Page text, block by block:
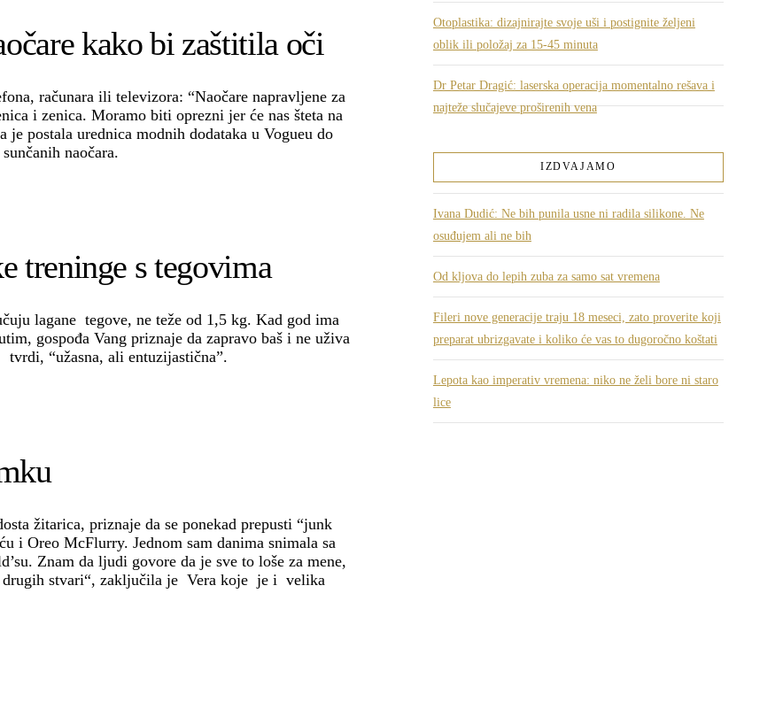
kako bi zaštitila oči
računara ili televizora: “Naočare napravljene za
i zenica. Moramo biti oprezni jer će nas šteta na
postala urednica modnih dodataka u Vogueu do
naočara.
treninge s tegovima
lagane tegove, ne teže od 1,5 kg. Kad god ima
gospođa Vang priznaje da zapravo baš i ne uživa
“užasna, ali entuzijastična”.
žitarica, priznaje da se ponekad prepusti “junk
i Oreo McFlurry. Jednom sam danima snimala sa
Znam da ljudi govore da je sve to loše za mene,
stvari“, zaključila je Vera koje je i velika
Otoplastika: dizajnirajte svoje uši i postignite željeni
oblik ili položaj za 15-45 minuta
Dr Petar Dragić: laserska operacija momentalno rešava i
najteže slučajeve proširenih vena
IZDVAJAMO
Ivana Dudić: Ne bih punila usne ni radila silikone. Ne
osuđujem ali ne bih
Od kljova do lepih zuba za samo sat vremena
Fileri nove generacije traju 18 meseci, zato proverite koji
preparat ubrizgavate i koliko će vas to dugoročno koštati
Lepota kao imperativ vremena: niko ne želi bore ni staro
lice